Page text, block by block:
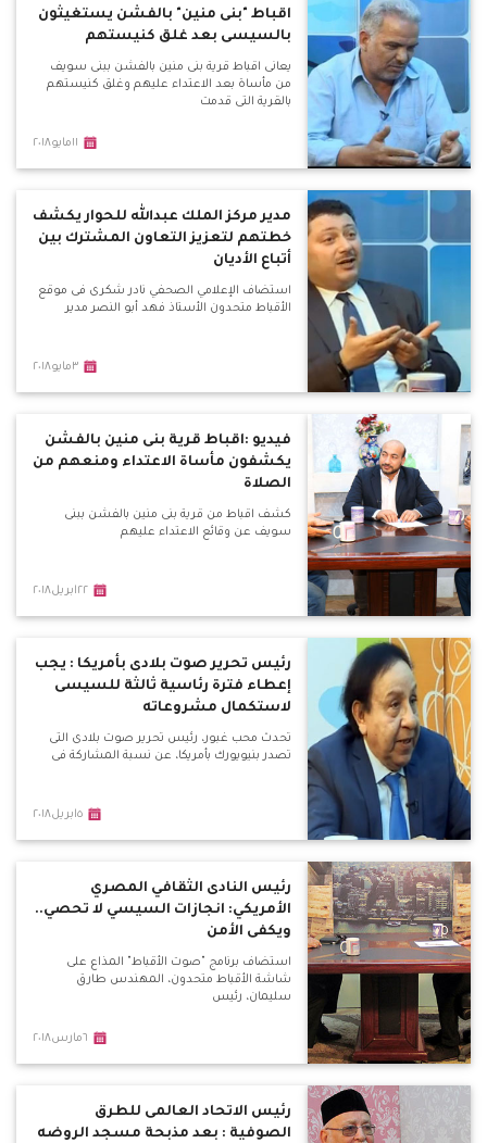
اقباط "بنى منين" بالفشن يستغيثون
بالسيسى بعد غلق كنيستهم
يعانى اقباط قرية بنى منين بالفشن ببنى سويف
من مأساة بعد الاعتداء عليهم وغلق كنيستهم
بالقرية التى قدمت
١١مايو٢٠١٨
مدير مركز الملك عبدالله للحوار يكشف
خطتهم لتعزيز التعاون المشترك بين
أتباع الأديان
استضاف الإعلامي الصحفي نادر شكرى فى موقع
الأقباط متحدون الأستاذ فهد أبو النصر مدير
٣مايو٢٠١٨
فيديو :اقباط قرية بنى منين بالفشن
يكشفون مأساة الاعتداء ومنعهم من
الصلاة
كشف اقباط من قرية بنى منين بالفشن ببنى
سويف عن وقائع الاعتداء عليهم
٢٢ابريل٢٠١٨
رئيس تحرير صوت بلادى بأمريكا : يجب
إعطاء فترة رئاسية ثالثة للسيسى
لاستكمال مشروعاته
تحدث محب غبور، رئيس تحرير صوت بلادى التى
تصدر بنيويورك بأمريكا، عن نسبة المشاركة فى
٥ابريل٢٠١٨
رئيس النادى الثقافي المصري
الأمريكي: انجازات السيسي لا تحصي..
ويكفى الأمن
استضاف برنامج "صوت الأقباط" المذاع على
شاشة الأقباط متحدون، المهندس طارق
سليمان، رئيس
٦مارس٢٠١٨
رئيس الاتحاد العالمى للطرق
الصوفية : بعد مذبحة مسجد الروضه